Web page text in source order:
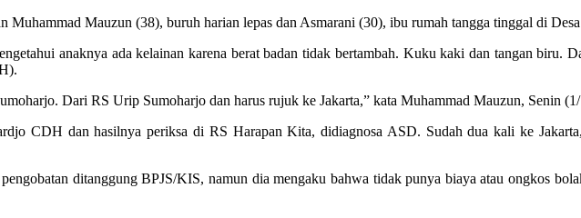
Muhammad Mauzun (38), buruh harian lepas dan Asmarani (30), ibu rumah tangga tinggal di
anaknya ada kelainan karena berat badan tidak bertambah. Kuku kaki dan tangan biru.
Dari RS Urip Sumoharjo dan harus rujuk ke Jakarta,” kata Muhammad Mauzun, Senin
CDH dan hasilnya periksa di RS Harapan Kita, didiagnosa ASD. Sudah dua kali ke
ditanggung BPJS/KIS, namun dia mengaku bahwa tidak punya biaya atau ongkos